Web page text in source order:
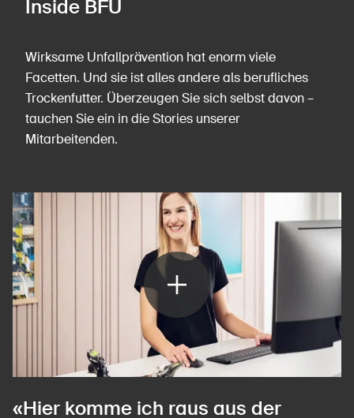
Inside BFU
Wirksame Unfallprävention hat enorm viele
Facetten. Und sie ist alles andere als berufliches
Trockenfutter. Überzeugen Sie sich selbst davon –
tauchen Sie ein in die Stories unserer
Mitarbeitenden.
«Hier komme ich raus aus der